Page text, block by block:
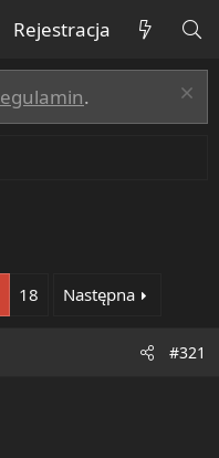
Rejestracja
.
18 Następna
#321